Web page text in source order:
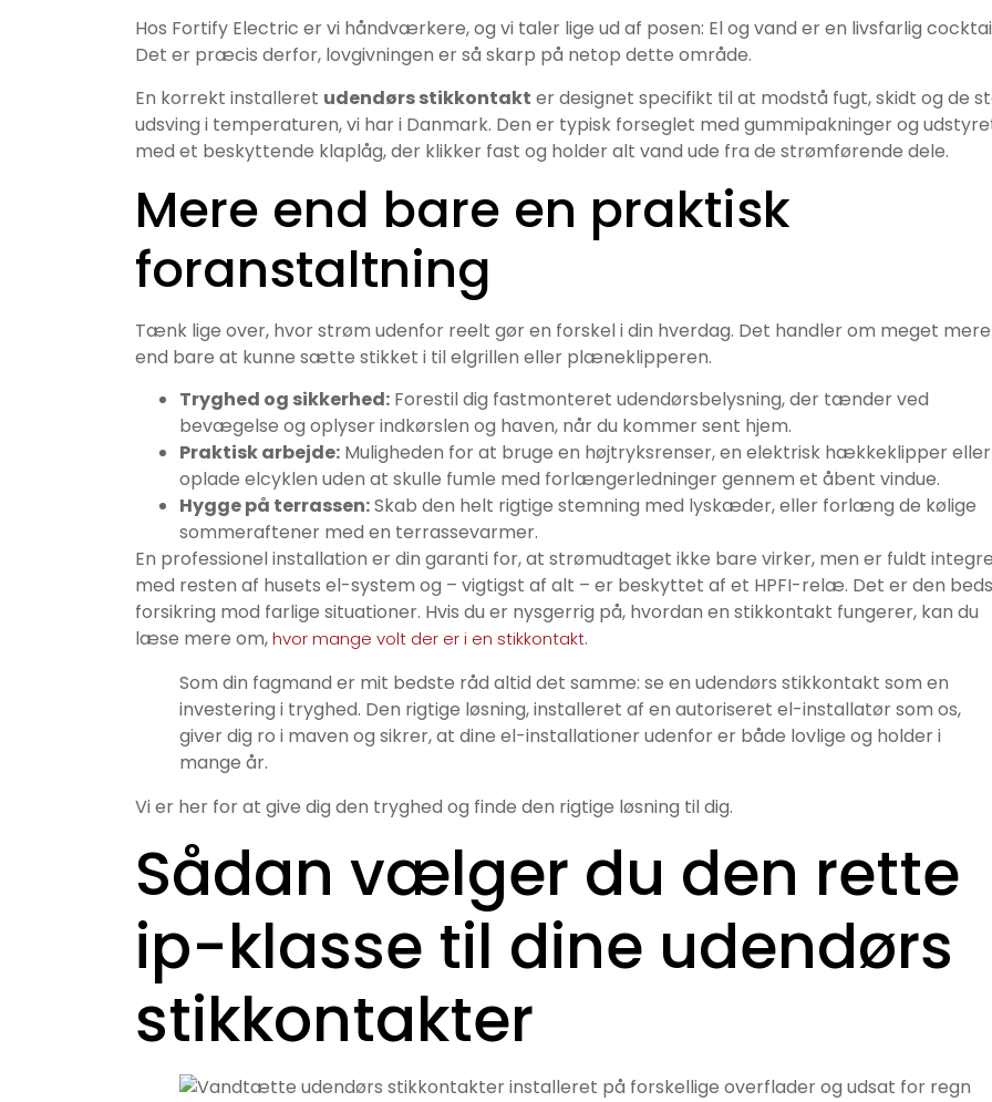
Hos Fortify Electric er vi håndværkere, og vi taler lige ud af posen: El og vand er en livsfarlig
Det er præcis derfor, lovgivningen er så skarp på netop dette område.
En korrekt installeret udendørs stikkontakt er designet specifikt til at modstå fugt, skidt og de
udsving i temperaturen, vi har i Danmark. Den er typisk forseglet med gummipakninger og
med et beskyttende klaplåg, der klikker fast og holder alt vand ude fra de strømførende dele.
Mere end bare en praktisk
foranstaltning
Tænk lige over, hvor strøm udenfor reelt gør en forskel i din hverdag. Det handler om meget mere
end bare at kunne sætte stikket i til elgrillen eller plæneklipperen.
Tryghed og sikkerhed: Forestil dig fastmonteret udendørsbelysning, der tænder ved
bevægelse og oplyser indkørslen og haven, når du kommer sent hjem.
Praktisk arbejde: Muligheden for at bruge en højtryksrenser, en elektrisk hækkeklipper eller
oplade elcyklen uden at skulle fumle med forlængerledninger gennem et åbent vindue.
Hygge på terrassen:Skab den helt rigtige stemning med lyskæder, eller forlæng de kølige
sommeraftener med en terrassevarmer.
En professionel installation er din garanti for, at strømudtaget ikke bare virker, men er fuldt
med resten af husets el-system og – vigtigst af alt – er beskyttet af et HPFI-relæ. Det er den
forsikring mod farlige situationer. Hvis du er nysgerrig på, hvordan en stikkontakt fungerer, kan du
læse mere om,hvor mange volt der er i en stikkontakt.
Som din fagmand er mit bedste råd altid det samme: se en udendørs stikkontakt som en
investering i tryghed. Den rigtige løsning, installeret af en autoriseret el-installatør som os,
giver dig ro i maven og sikrer, at dine el-installationer udenfor er både lovlige og holder i
mange år.
Vi er her for at give dig den tryghed og finde den rigtige løsning til dig.
Sådan vælger du den rette
ip-klasse til dine udendørs
stikkontakter